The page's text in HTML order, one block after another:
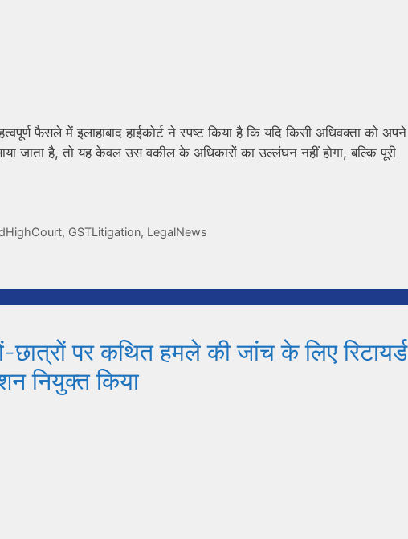
फैसले में इलाहाबाद हाईकोर्ट ने स्पष्ट किया है कि यदि किसी अधिवक्ता को अपने
जाता है, तो यह केवल उस वकील के अधिकारों का उल्लंघन नहीं होगा, बल्कि पूरी
, GSTLitigation, LegalNews
छात्रों पर कथित हमले की जांच के लिए रिटायर्ड
नियुक्त किया